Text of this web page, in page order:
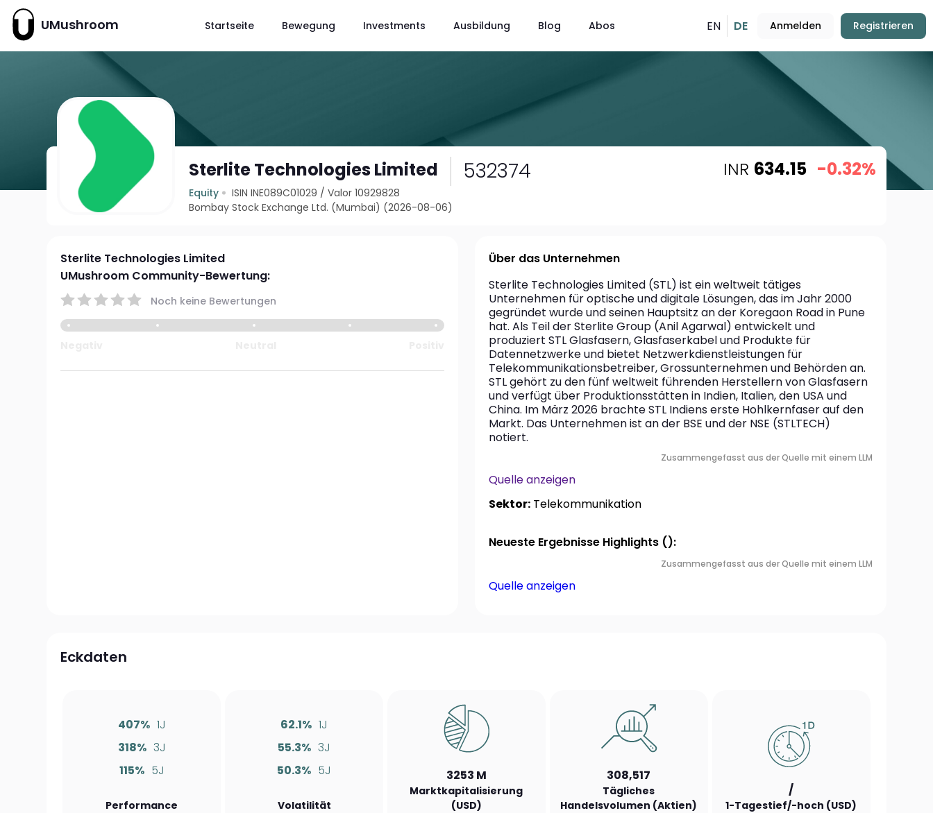
UMushroom Startseite Bewegung Investments Ausbildung Blog Abos EN DE Anmelden Registrieren
Sterlite Technologies Limited 532374
Equity ISIN INE089C01029 /Valor 10929828
Bombay Stock Exchange Ltd. (Mumbai) (2026-08-06)
INR 634.15 -0.32%
Sterlite Technologies Limited
UMushroom Community-Bewertung:
Noch keine Bewertungen
Über das Unternehmen
Sterlite Technologies Limited (STL) ist ein weltweit tätiges
Unternehmen für optische und digitale Lösungen, das im Jahr 2000
gegründet wurde und seinen Hauptsitz an der Koregaon Road in Pune
hat. Als Teil der Sterlite Group (Anil Agarwal) entwickelt und
produziert STL Glasfasern, Glasfaserkabel und Produkte für
Datennetzwerke und bietet Netzwerkdienstleistungen für
Telekommunikationsbetreiber, Grossunternehmen und Behörden an.
STL gehört zu den fünf weltweit führenden Herstellern von Glasfasern
und verfügt über Produktionsstätten in Indien, Italien, den USA und
China. Im März 2026 brachte STL Indiens erste Hohlkernfaser auf den
Markt. Das Unternehmen ist an der BSE und der NSE (STLTECH)
notiert.
Zusammengefasst aus der Quelle mit einem LLM
Quelle anzeigen
Sektor: Telekommunikation
Neueste Ergebnisse Highlights ():
Zusammengefasst aus der Quelle mit einem LLM
Quelle anzeigen
Eckdaten
407% 1J
318% 3J
115% 5J
Performance
62.1% 1J
55.3% 3J
50.3% 5J
Volatilität
3253 M
Marktkapitalisierung
(USD)
308,517
Tägliches
Handelsvolumen (Aktien)
/
1-Tagestief/-hoch (USD)